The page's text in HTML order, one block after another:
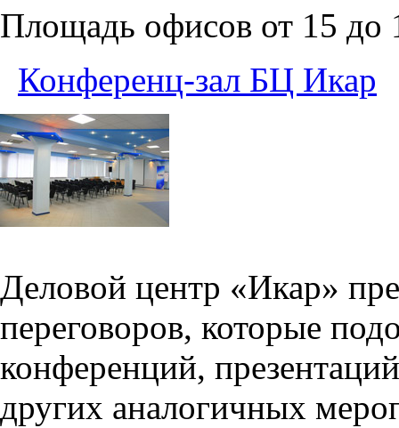
Площадь офисов от 15 до
Конференц-зал БЦ Икар
Деловой центр «Икар»
переговоров, которые
конференций,
других аналогичных